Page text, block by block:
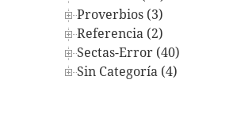
Proverbios (3)
Referencia (2)
Sectas-Error (40)
Sin Categoría (4)